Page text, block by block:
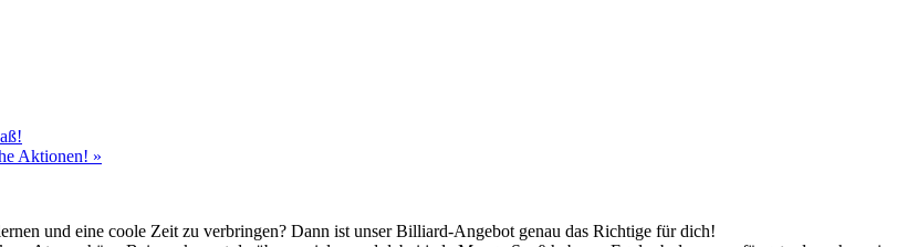
Aktionen! »
und eine coole Zeit zu verbringen? Dann ist unser Billiard-Angebot genau das Richtige für dich!